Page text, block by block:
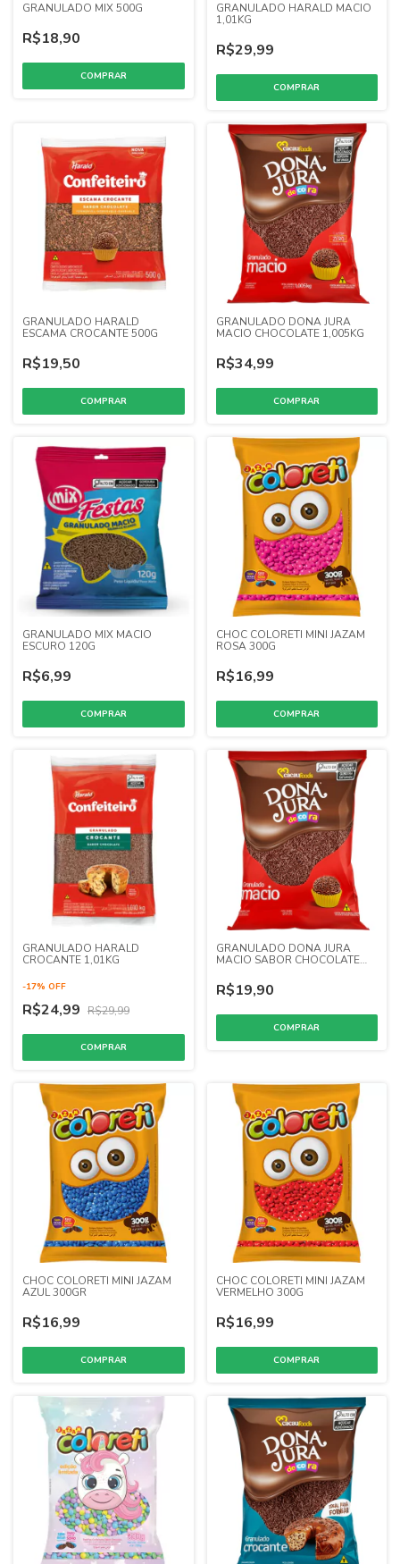
GRANULADO MIX 500G
R$18,90
GRANULADO HARALD MACIO
1,01KG
R$29,99
GRANULADO HARALD
ESCAMA CROCANTE 500G
R$19,50
GRANULADO DONA JURA
MACIO CHOCOLATE 1,005KG
R$34,99
GRANULADO MIX MACIO
ESCURO 120G
R$6,99
CHOC COLORETI MINI JAZAM
ROSA 300G
R$16,99
GRANULADO HARALD
CROCANTE 1,01KG
-17% OFF
R$24,99 R$29,99
GRANULADO DONA JURA
MACIO SABOR CHOCOLATE
R$19,90
CHOC COLORETI MINI JAZAM
AZUL 300GR
R$16,99
CHOC COLORETI MINI JAZAM
VERMELHO 300G
R$16,99